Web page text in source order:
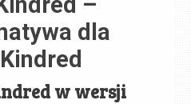
dla
w wersji